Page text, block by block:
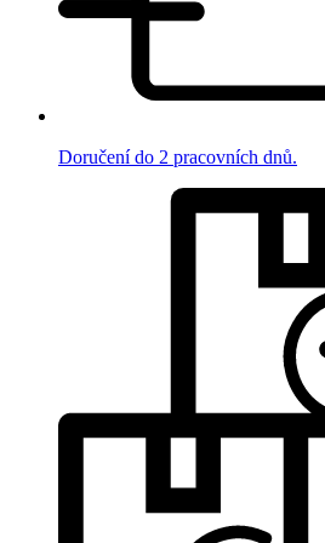
Doručení do 2 pracovních dnů.